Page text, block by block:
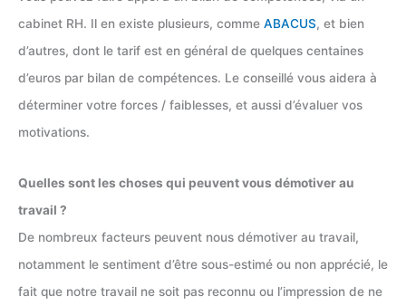
cabinet RH. Il en existe plusieurs, comme ABACUS, et bien
d’autres, dont le tarif est en général de quelques centaines
d’euros par bilan de compétences. Le conseillé vous aidera à
déterminer votre forces / faiblesses, et aussi d’évaluer vos
motivations.
Quelles sont les choses qui peuvent vous démotiver au
travail ?
De nombreux facteurs peuvent nous démotiver au travail,
notamment le sentiment d’être sous-estimé ou non apprécié, le
fait que notre travail ne soit pas reconnu ou l’impression de ne